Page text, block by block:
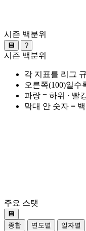
시즌 백분위
💾 ?
시즌 백분위
각 지표를 리그
오른쪽(100)일수
파랑 = 하위 · 빨
막대 안 숫자 =
주요 스탯
💾
종합
연도별 일자별